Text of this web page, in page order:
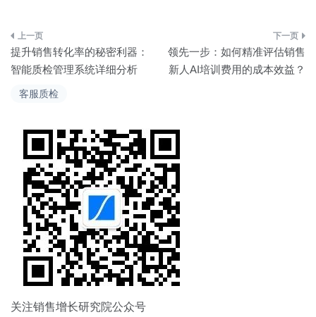
客服质检
文
章
导
航
提升销售转化率的秘密利器：
智能质检管理系统详细分析
领先一步：如何精准评估销售
新人AI培训费用的成本效益？
关注销售增长研究院公众号